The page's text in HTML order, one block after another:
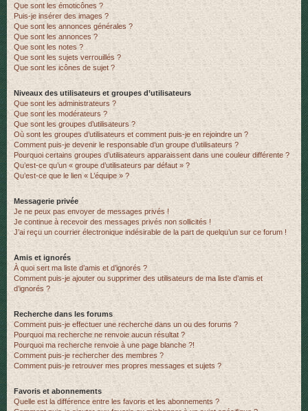
Que sont les émoticônes ?
Puis-je insérer des images ?
Que sont les annonces générales ?
Que sont les annonces ?
Que sont les notes ?
Que sont les sujets verrouillés ?
Que sont les icônes de sujet ?
Niveaux des utilisateurs et groupes d’utilisateurs
Que sont les administrateurs ?
Que sont les modérateurs ?
Que sont les groupes d’utilisateurs ?
Où sont les groupes d’utilisateurs et comment puis-je en rejoindre un ?
Comment puis-je devenir le responsable d’un groupe d’utilisateurs ?
Pourquoi certains groupes d’utilisateurs apparaissent dans une couleur différente ?
Qu’est-ce qu’un « groupe d’utilisateurs par défaut » ?
Qu’est-ce que le lien « L’équipe » ?
Messagerie privée
Je ne peux pas envoyer de messages privés !
Je continue à recevoir des messages privés non sollicités !
J’ai reçu un courrier électronique indésirable de la part de quelqu’un sur ce forum !
Amis et ignorés
À quoi sert ma liste d’amis et d’ignorés ?
Comment puis-je ajouter ou supprimer des utilisateurs de ma liste d’amis et
d’ignorés ?
Recherche dans les forums
Comment puis-je effectuer une recherche dans un ou des forums ?
Pourquoi ma recherche ne renvoie aucun résultat ?
Pourquoi ma recherche renvoie à une page blanche ?!
Comment puis-je rechercher des membres ?
Comment puis-je retrouver mes propres messages et sujets ?
Favoris et abonnements
Quelle est la différence entre les favoris et les abonnements ?